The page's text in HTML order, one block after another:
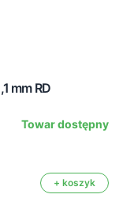
mm RD
Towar dostępny
+ koszyk